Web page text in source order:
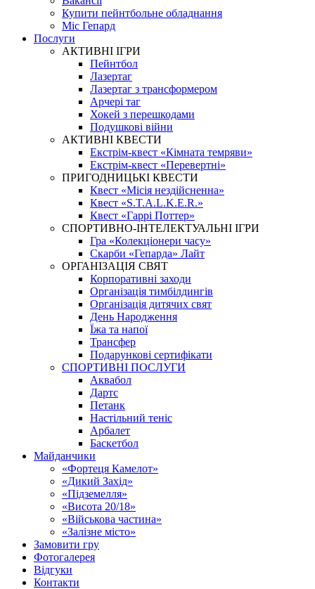
Купити пейнтбольне обладнання
Міс Гепард
Послуги
АКТИВНІ ІГРИ
Пейнтбол
Лазертаг
Лазертаг з трансформером
Арчері таг
Хокей з перешкодами
Подушкові війни
АКТИВНІ КВЕСТИ
Екстрім-квест «Кімната темряви»
Екстрім-квест «Перевертні»
ПРИГОДНИЦЬКІ КВЕСТИ
Квест «Місія нездійсненна»
Квест «S.T.A.L.K.E.R.»
Квест «Гаррі Поттер»
СПОРТИВНО-ІНТЕЛЕКТУАЛЬНІ ІГРИ
Гра «Колекціонери часу»
Скарби «Гепарда» Лайт
ОРГАНІЗАЦІЯ СВЯТ
Корпоративні заходи
Організація тимбілдингів
Організація дитячих свят
День Народження
Їжа та напої
Трансфер
Подарункові сертифікати
СПОРТИВНІ ПОСЛУГИ
Аквабол
Дартс
Петанк
Настільний теніс
Арбалет
Баскетбол
Майданчики
«Фортеця Камелот»
«Дикий Захід»
«Підземелля»
«Висота 20/18»
«Військова частина»
«Залізне місто»
Замовити гру
Фотогалерея
Відгуки
Контакти